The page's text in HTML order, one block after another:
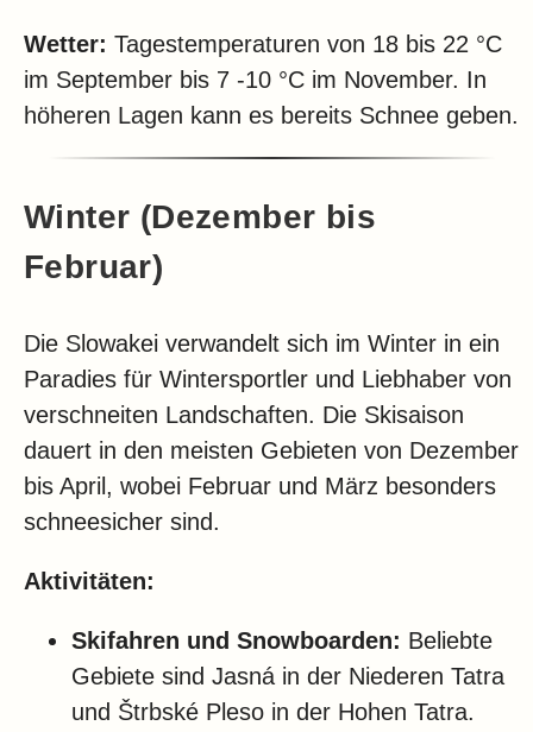
Wetter: Tagestemperaturen von 18 bis 22 °C
im September bis 7 -10 °C im November. In
höheren Lagen kann es bereits Schnee geben.
Winter (Dezember bis
Februar)
Die Slowakei verwandelt sich im Winter in ein
Paradies für Wintersportler und Liebhaber von
verschneiten Landschaften. Die Skisaison
dauert in den meisten Gebieten von Dezember
bis April, wobei Februar und März besonders
schneesicher sind.
Aktivitäten:
Skifahren und Snowboarden: Beliebte
Gebiete sind Jasná in der Niederen Tatra
und Štrbské Pleso in der Hohen Tatra.